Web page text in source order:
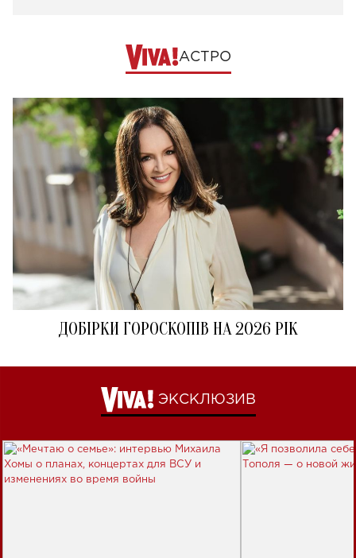
АСТРО
ДОБІРКИ ГОРОСКОПІВ НА 2026 РІК
ЭКСКЛЮЗИВ